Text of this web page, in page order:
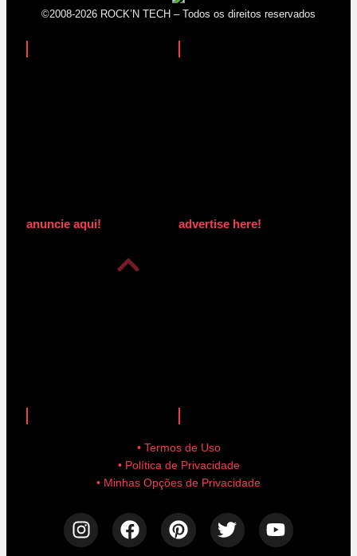
©2008-2026 ROCK’N TECH – Todos os direitos reservados
anuncie aqui! advertise here!
• Termos de Uso
• Política de Privacidade
• Minhas Opções de Privacidade